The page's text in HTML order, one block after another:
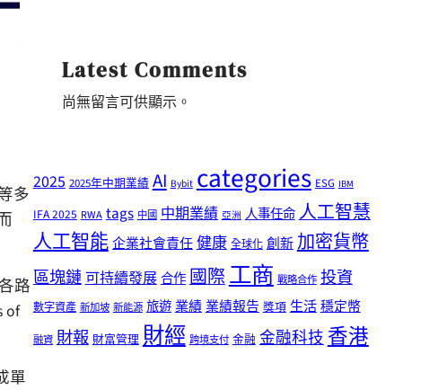
多
路
of
單
Latest Comments
尚無留言可供顯示。
2025 2025年中期業績 AI Bybit categories ESG IBM
IFA 2025 RWA tags 中國 中期業績 亞洲 人事任命人工智慧
人工智能企業社會責任健康 全球化 創新 加密貨幣
區塊鏈可持續發展合作國際工商 戰略合作 投資
數字資產 新加坡 新能源 旅遊業績業績報告 獎項 生活穩定幣
融資 財報 財富管理 財經 跨境支付 金融 金融科技香港